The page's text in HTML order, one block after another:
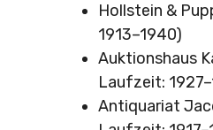
Hollstein &
1913–1940)
Auktionshaus
Laufzeit:
Antiquariat